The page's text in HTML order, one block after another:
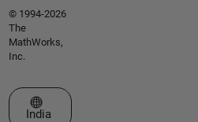
© 1994-2026
The
MathWorks,
Inc.
Select a Web Site
India